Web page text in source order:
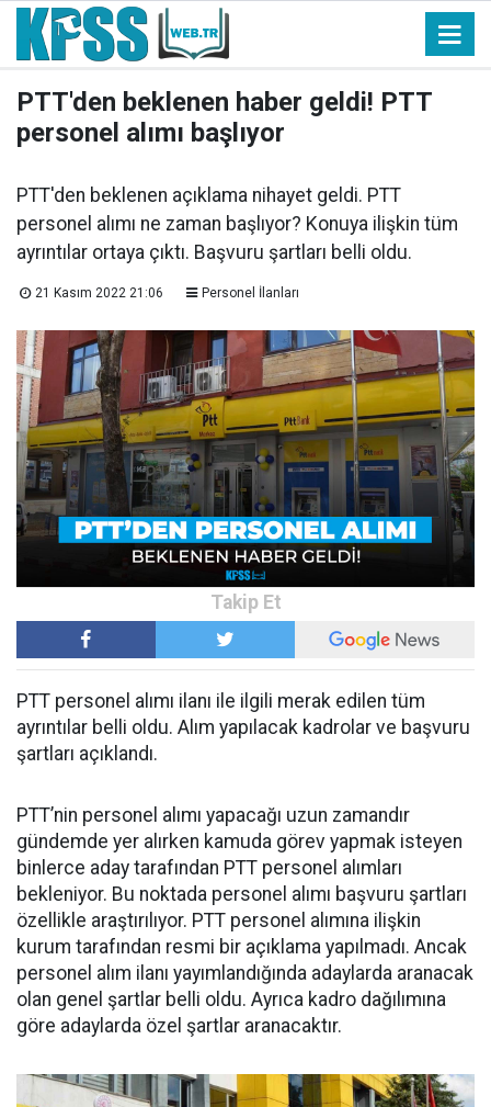
PTT'den beklenen haber geldi! PTT
personel alımı başlıyor
PTT'den beklenen açıklama nihayet geldi. PTT
personel alımı ne zaman başlıyor? Konuya ilişkin tüm
ayrıntılar ortaya çıktı. Başvuru şartları belli oldu.
21 Kasım 2022 21:06 Personel İlanları
PTT personel alımı ilanı ile ilgili merak edilen tüm
ayrıntılar belli oldu. Alım yapılacak kadrolar ve başvuru
şartları açıklandı.
PTT’nin personel alımı yapacağı uzun zamandır
gündemde yer alırken kamuda görev yapmak isteyen
binlerce aday tarafından PTT personel alımları
bekleniyor. Bu noktada personel alımı başvuru şartları
özellikle araştırılıyor. PTT personel alımına ilişkin
kurum tarafından resmi bir açıklama yapılmadı. Ancak
personel alım ilanı yayımlandığında adaylarda aranacak
olan genel şartlar belli oldu. Ayrıca kadro dağılımına
göre adaylarda özel şartlar aranacaktır.